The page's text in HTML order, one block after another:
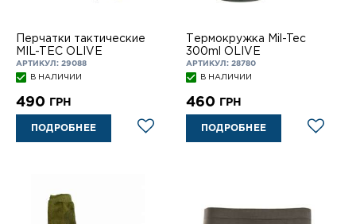
Перчатки тактические
MIL-TEC OLIVE
АРТИКУЛ: 29088
В НАЛИЧИИ
490 ГРН
ПОДРОБНЕЕ
Термокружка Mil-Tec
300ml OLIVE
АРТИКУЛ: 28780
В НАЛИЧИИ
460 ГРН
ПОДРОБНЕЕ